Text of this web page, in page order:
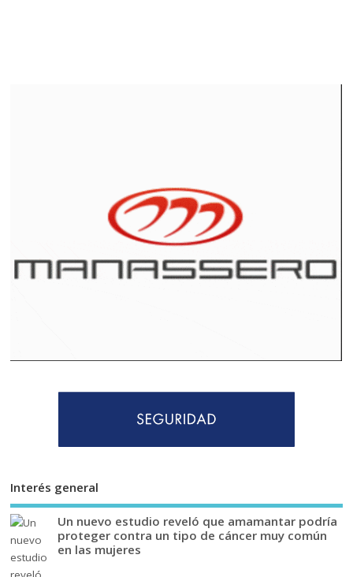
Interés general
Un nuevo estudio reveló que amamantar podría
proteger contra un tipo de cáncer muy común
en las mujeres